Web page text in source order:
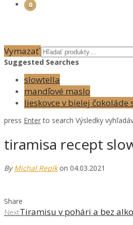
0
Vymazať
Suggested Searches
slowtella
mandľové maslo
lieskovce v bielej čokoláde
press Enterto search Výsledky
tiramisa recept
ByMichal Repík on 04.03.2021
Share
NextTiramisu v pohári a bez